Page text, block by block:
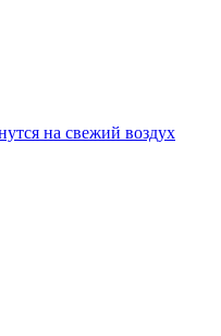
на свежий воздух